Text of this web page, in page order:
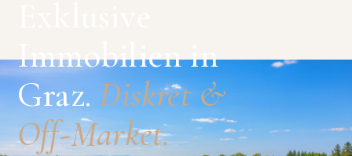
Immobilien in
Graz.Diskret &
Off-Market.